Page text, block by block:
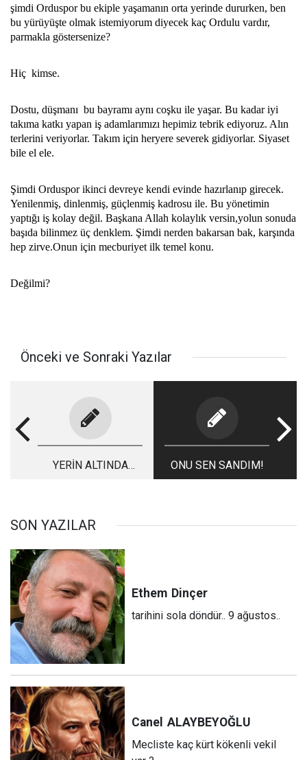
şimdi Orduspor bu ekiple yaşamanın orta yerinde dururken, ben
bu yürüyüşte olmak istemiyorum diyecek kaç Ordulu vardır,
parmakla göstersenize?
Hiç kimse.
Dostu, düşmanı bu bayramı aynı coşku ile yaşar. Bu kadar iyi
takıma katkı yapan iş adamlarımızı hepimiz tebrik ediyoruz. Alın
terlerini veriyorlar. Takım için heryere severek gidiyorlar. Siyaset
bile el ele.
Şimdi Orduspor ikinci devreye kendi evinde hazırlanıp girecek.
Yenilenmiş, dinlenmiş, güçlenmiş kadrosu ile. Bu yönetimin
yaptığı iş kolay değil. Başkana Allah kolaylık versin,yolun sonuda
başıda bilinmez üç denklem. Şimdi nerden bakarsan bak, karşında
hep zirve.Onun için mecburiyet ilk temel konu.
Değilmi?
Önceki ve Sonraki Yazılar
YERİN ALTINDA
ONU SEN SANDIM!
SON YAZILAR
Ethem Dinçer
tarihini sola döndür.. 9 ağustos..
Canel ALAYBEYOĞLU
Mecliste kaç kürt kökenli vekil